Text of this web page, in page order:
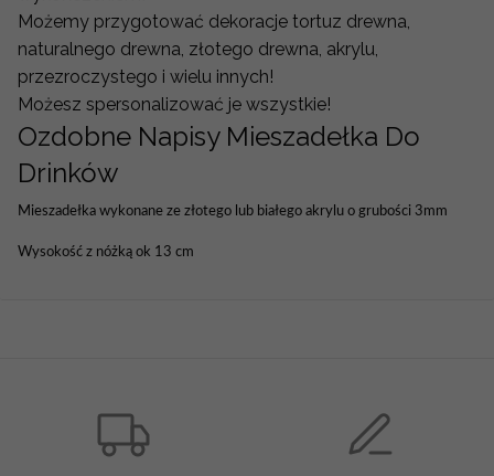
Możemy przygotować dekoracje tortuz drewna,
naturalnego drewna, złotego drewna, akrylu,
przezroczystego i wielu innych!
Możesz spersonalizować je wszystkie!
Ozdobne Napisy Mieszadełka Do
Drinków
Mieszadełka wykonane ze złotego lub białego akrylu o grubości 3mm
Wysokość z nóżką ok 13 cm